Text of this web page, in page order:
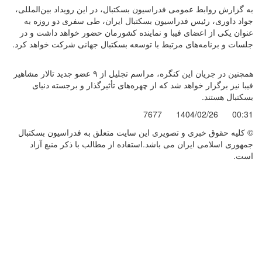
به گزارش روابط عمومی فدراسیون بسکتبال، در این رویداد بین‌المللی،
جواد داوری، رئیس فدراسیون بسکتبال ایران، طی سفری دو روزه به
عنوان یکی از اعضای فیبا و نماینده کشورمان حضور خواهد داشت و در
جلسات و برنامه‌های مرتبط با توسعه بسکتبال جهانی شرکت خواهد کرد.
همچنین در جریان این کنگره، مراسم تجلیل از ۹ عضو جدید تالار مشاهیر
فیبا نیز برگزار خواهد شد که از چهره‌های تأثیرگذار و برجسته دنیای
بسکتبال هستند.
00:31
1404/02/26
7677
© کليه حقوق خبری و تصويری اين سايت متعلق به فدراسیون بسکتبال
جمهوری اسلامی ایران می باشد.استفاده از مطالب با ذكر منبع آزاد
است.